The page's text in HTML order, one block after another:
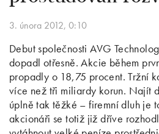
3. února 2012, 0:10
Debut společnosti AVG
dopadl otřesně. Akcie během
propadly o 18,75 procent. Tržní
více než tři miliardy korun. Najít
úplně tak těžké – firemní dluh je
akcionáři se totiž již dříve